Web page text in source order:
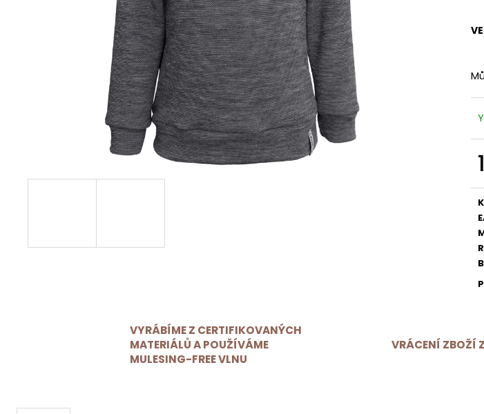
VYRÁBÍME Z CERTIFIKOVANÝCH
MATERIÁLŮ A POUŽÍVÁME
MULESING-FREE VLNU
VRÁCENÍ ZBOŽÍ
1 390 Kč